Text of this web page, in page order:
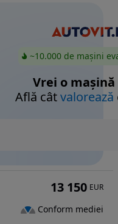
~10.000 de mașini
Vrei o mașină
Află câtvalorează
13 150 EUR
Conform mediei